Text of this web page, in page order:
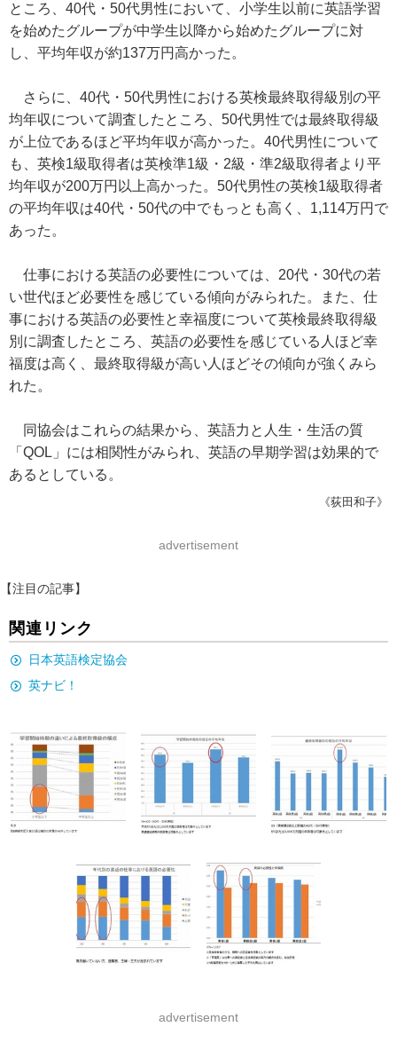
ところ、40代・50代男性において、小学生以前に英語学習
を始めたグループが中学生以降から始めたグループに対
し、平均年収が約137万円高かった。
さらに、40代・50代男性における英検最終取得級別の平
均年収について調査したところ、50代男性では最終取得級
が上位であるほど平均年収が高かった。40代男性について
も、英検1級取得者は英検準1級・2級・準2級取得者より平
均年収が200万円以上高かった。50代男性の英検1級取得者
の平均年収は40代・50代の中でもっとも高く、1,114万円で
あった。
仕事における英語の必要性については、20代・30代の若
い世代ほど必要性を感じている傾向がみられた。また、仕
事における英語の必要性と幸福度について英検最終取得級
別に調査したところ、英語の必要性を感じている人ほど幸
福度は高く、最終取得級が高い人ほどその傾向が強くみら
れた。
同協会はこれらの結果から、英語力と人生・生活の質
「QOL」には相関性がみられ、英語の早期学習は効果的で
あるとしている。
《荻田和子》
advertisement
【注目の記事】
関連リンク
日本英語検定協会
英ナビ！
advertisement